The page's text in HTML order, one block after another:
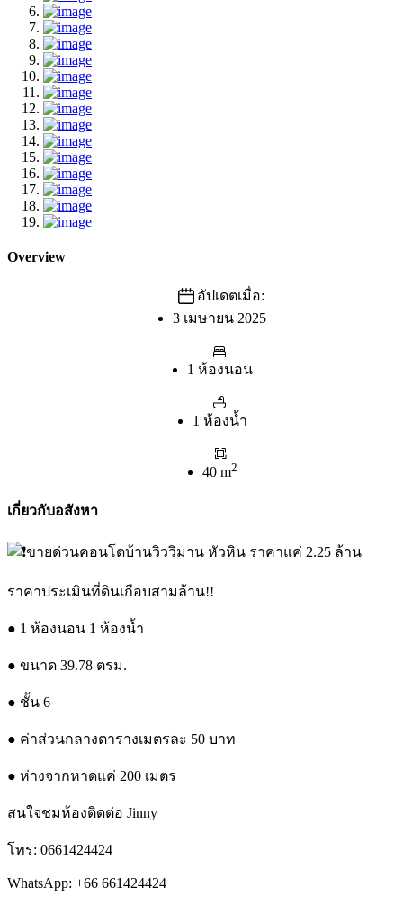
Overview
อัปเดตเมื่อ:
3 เมษายน 2025
1 ห้องนอน
1 ห้องน้ำ
40 m2
เกี่ยวกับอสังหา
ขายด่วนคอนโดบ้านวิววิมาน หัวหิน ราคาแค่ 2.25 ล้าน
ราคาประเมินที่ดินเกือบสามล้าน!!
● 1 ห้องนอน 1 ห้องน้ำ
● ขนาด 39.78 ตรม.
● ชั้น 6
● ค่าส่วนกลางตารางเมตรละ 50 บาท
● ห่างจากหาดแค่ 200 เมตร
สนใจชมห้องติดต่อ Jinny
โทร: 0661424424
WhatsApp: +66 661424424